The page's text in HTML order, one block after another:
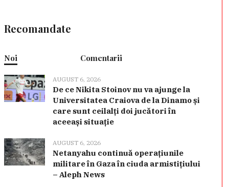
Recomandate
Noi Comentarii
AUGUST 6, 2026
De ce Nikita Stoinov nu va ajunge la
Universitatea Craiova de la Dinamo și
care sunt ceilalți doi jucători în
aceeași situație
AUGUST 6, 2026
Netanyahu continuă operațiunile
militare în Gaza în ciuda armistițiului
– Aleph News